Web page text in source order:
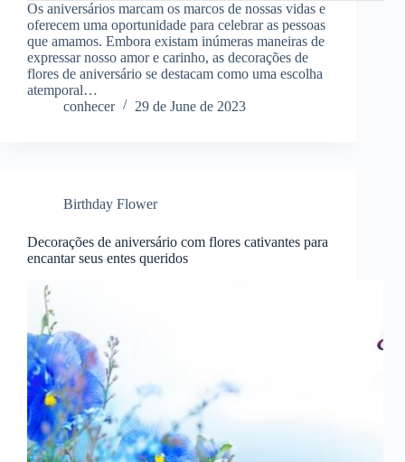
Os aniversários marcam os marcos de nossas vidas e
oferecem uma oportunidade para celebrar as pessoas
que amamos. Embora existam inúmeras maneiras de
expressar nosso amor e carinho, as decorações de
flores de aniversário se destacam como uma escolha
atemporal…
conhecer
29 de June de 2023
Birthday Flower
Decorações de aniversário com flores cativantes para
encantar seus entes queridos